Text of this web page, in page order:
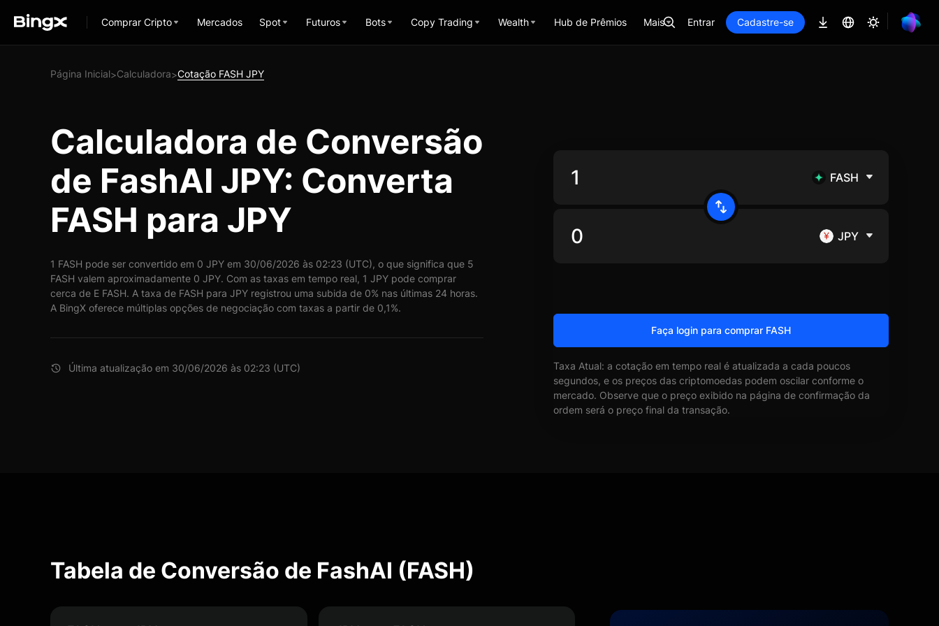
Comprar Cripto Mercados Spot Futuros Bots Copy Trading Wealth Hub de Prêmios Mais Entrar Cadastre-se
Página Inicial>Calculadora>Cotação FASH JPY
Calculadora de Conversão
de FashAI JPY: Converta
FASH para JPY
1 FASH pode ser convertido em 0 JPY em 30/06/2026 às 02:23 (UTC), o que significa que 5
FASH valem aproximadamente 0 JPY. Com as taxas em tempo real, 1 JPY pode comprar
cerca de E FASH. A taxa de FASH para JPY registrou uma subida de 0% nas últimas 24 horas.
A BingX oferece múltiplas opções de negociação com taxas a partir de 0,1%.
Última atualização em 30/06/2026 às 02:23 (UTC)
FASH
JPY
Faça login para comprar FASH
Taxa Atual: a cotação em tempo real é atualizada a cada poucos
segundos, e os preços das criptomoedas podem oscilar conforme o
mercado. Observe que o preço exibido na página de confirmação da
ordem será o preço final da transação.
Tabela de Conversão de FashAI (FASH)